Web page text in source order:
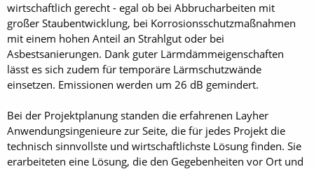
wirtschaftlich gerecht - egal ob bei Abbrucharbeiten mit
großer Staubentwicklung, bei Korrosionsschutzmaßnahmen
mit einem hohen Anteil an Strahlgut oder bei
Asbestsanierungen. Dank guter Lärmdämmeigenschaften
lässt es sich zudem für temporäre Lärmschutzwände
einsetzen. Emissionen werden um 26 dB gemindert.
Bei der Projektplanung standen die erfahrenen Layher
Anwendungsingenieure zur Seite, die für jedes Projekt die
technisch sinnvollste und wirtschaftlichste Lösung finden. Sie
erarbeiteten eine Lösung, die den Gegebenheiten vor Ort und